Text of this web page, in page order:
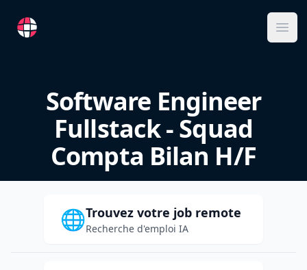
RemoteFR
Software Engineer
Fullstack - Squad
Compta Bilan H/F
🌐Trouvez votre job remote
Recherche d'emploi IA